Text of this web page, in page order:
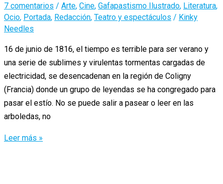
7 comentarios / Arte, Cine, Gafapastismo Ilustrado, Literatura,
Ocio, Portada, Redacción, Teatro y espectáculos / Kinky
Needles
16 de junio de 1816, el tiempo es terrible para ser verano y
una serie de sublimes y virulentas tormentas cargadas de
electricidad, se desencadenan en la región de Coligny
(Francia) donde un grupo de leyendas se ha congregado para
pasar el estío. No se puede salir a pasear o leer en las
arboledas, no
¡Por
Leer más »